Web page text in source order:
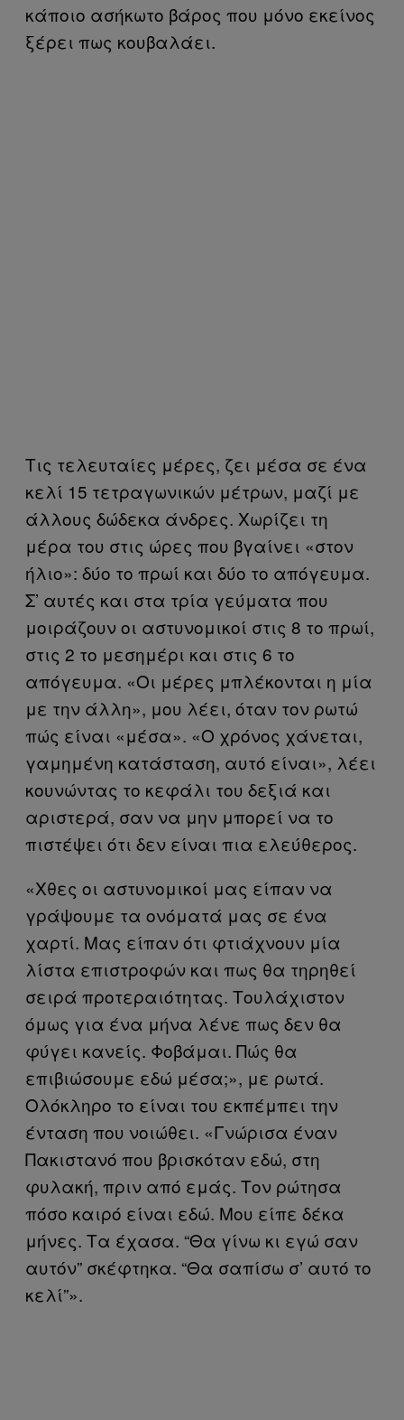
κάποιο ασήκωτο βάρος που μόνο εκείνος
ξέρει πως κουβαλάει.
Τις τελευταίες μέρες, ζει μέσα σε ένα
κελί 15 τετραγωνικών μέτρων, μαζί με
άλλους δώδεκα άνδρες. Χωρίζει τη
μέρα του στις ώρες που βγαίνει «στον
ήλιο»: δύο το πρωί και δύο το απόγευμα.
Σ’ αυτές και στα τρία γεύματα που
μοιράζουν οι αστυνομικοί στις 8 το πρωί,
στις 2 το μεσημέρι και στις 6 το
απόγευμα. «Οι μέρες μπλέκονται η μία
με την άλλη», μου λέει, όταν τον ρωτώ
πώς είναι «μέσα». «Ο χρόνος χάνεται,
γαμημένη κατάσταση, αυτό είναι», λέει
κουνώντας το κεφάλι του δεξιά και
αριστερά, σαν να μην μπορεί να το
πιστέψει ότι δεν είναι πια ελεύθερος.
«Χθες οι αστυνομικοί μας είπαν να
γράψουμε τα ονόματά μας σε ένα
χαρτί. Μας είπαν ότι φτιάχνουν μία
λίστα επιστροφών και πως θα τηρηθεί
σειρά προτεραιότητας. Τουλάχιστον
όμως για ένα μήνα λένε πως δεν θα
φύγει κανείς. Φοβάμαι. Πώς θα
επιβιώσουμε εδώ μέσα;», με ρωτά.
Ολόκληρο το είναι του εκπέμπει την
ένταση που νοιώθει. «Γνώρισα έναν
Πακιστανό που βρισκόταν εδώ, στη
φυλακή, πριν από εμάς. Τον ρώτησα
πόσο καιρό είναι εδώ. Μου είπε δέκα
μήνες. Τα έχασα. “Θα γίνω κι εγώ σαν
αυτόν” σκέφτηκα. “Θα σαπίσω σ’ αυτό το
κελί”».